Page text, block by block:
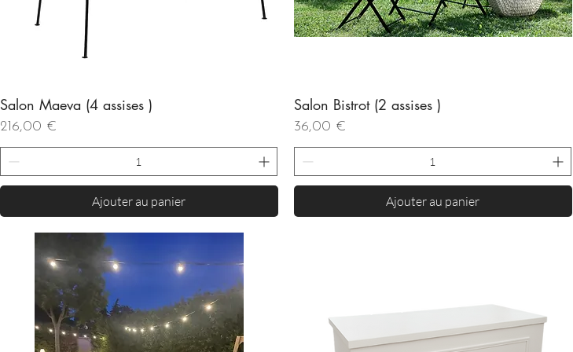
Aperçu rapide
Salon Maeva (4 assises )
Prix
216,00 €
Ajouter au panier
Aperçu rapide
Salon Bistrot (2 assises )
Prix
36,00 €
Ajouter au panier